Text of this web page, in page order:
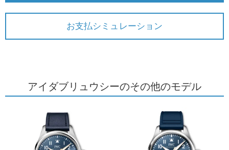
お支払シミュレーション
アイダブリュウシーのその他のモデル